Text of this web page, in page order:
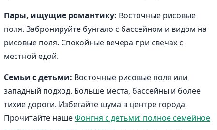
Пары, ищущие романтику: Восточные рисовые
поля. Забронируйте бунгало с бассейном и видом на
рисовые поля. Спокойные вечера при свечах с
местной едой.
Семьи с детьми: Восточные рисовые поля или
западный подход. Больше места, бассейны и более
тихие дороги. Избегайте шума в центре города.
Прочитайте нашеФонгня с детьми: полное семейное